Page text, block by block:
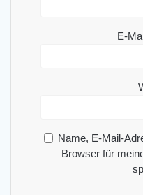
E-
Name, E-Mail-
Browser für